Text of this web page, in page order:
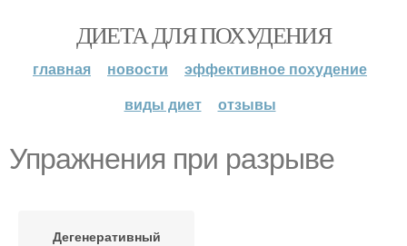
ДИЕТА ДЛЯ ПОХУДЕНИЯ
главная новости
эффективное похудение
виды диет
отзывы
Упражнения при разрыве
Дегенеративный